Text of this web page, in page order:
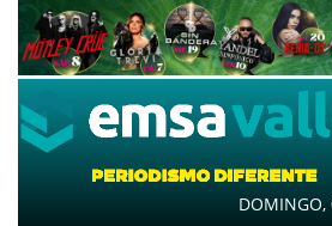
DOMINGO,